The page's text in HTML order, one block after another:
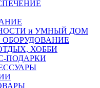
и УМНЫЙ ДОМ
ХОББИ
ПОДАРКИ